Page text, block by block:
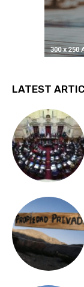
LATEST